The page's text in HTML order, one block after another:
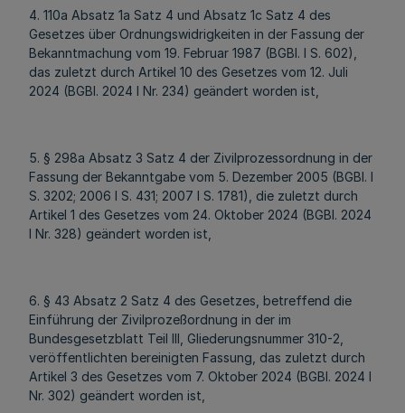
4. 110a Absatz 1a Satz 4 und Absatz 1c Satz 4 des
Gesetzes über Ordnungswidrigkeiten in der Fassung der
Bekanntmachung vom 19. Februar 1987 (BGBl. I S. 602),
das zuletzt durch Artikel 10 des Gesetzes vom 12. Juli
2024 (BGBl. 2024 I Nr. 234) geändert worden ist,
5. § 298a Absatz 3 Satz 4 der Zivilprozessordnung in der
Fassung der Bekanntgabe vom 5. Dezember 2005 (BGBl. I
S. 3202; 2006 I S. 431; 2007 I S. 1781), die zuletzt durch
Artikel 1 des Gesetzes vom 24. Oktober 2024 (BGBl. 2024
I Nr. 328) geändert worden ist,
6. § 43 Absatz 2 Satz 4 des Gesetzes, betreffend die
Einführung der Zivilprozeßordnung in der im
Bundesgesetzblatt Teil III, Gliederungsnummer 310-2,
veröffentlichten bereinigten Fassung, das zuletzt durch
Artikel 3 des Gesetzes vom 7. Oktober 2024 (BGBl. 2024 I
Nr. 302) geändert worden ist,